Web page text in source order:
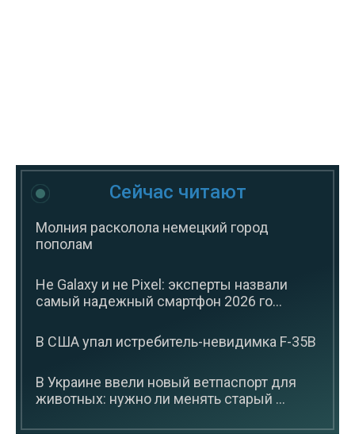
Сейчас читают
Молния расколола немецкий город
пополам
Не Galaxy и не Pixel: эксперты назвали
самый надежный смартфон 2026 го...
В США упал истребитель-невидимка F-35B
В Украине ввели новый ветпаспорт для
животных: нужно ли менять старый ...